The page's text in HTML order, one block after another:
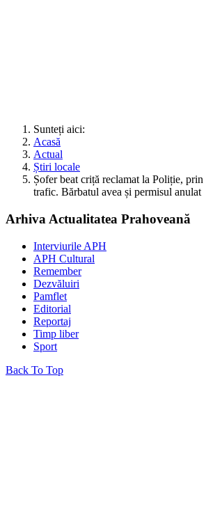
Sunteți aici:
Acasă
Actual
Știri locale
Șofer beat criță reclamat la Poliție,
trafic. Bărbatul avea și permisul anulat
Arhiva Actualitatea Prahoveană
Interviurile APH
APH Cultural
Remember
Dezvăluiri
Pamflet
Editorial
Reportaj
Timp liber
Sport
Back To Top